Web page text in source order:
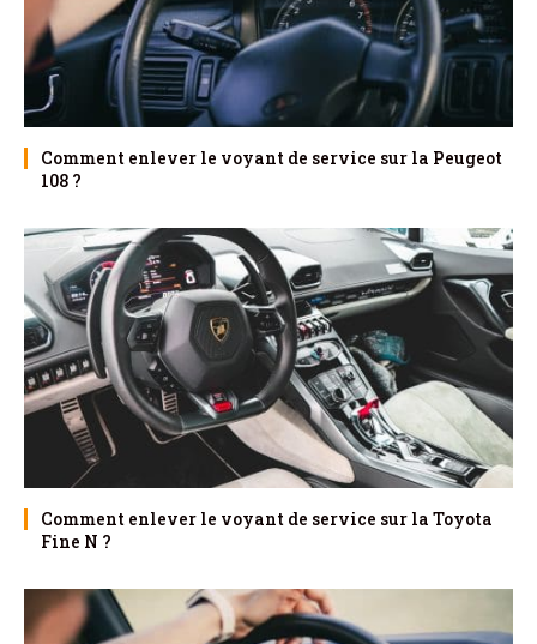
Comment enlever le voyant de service sur la Peugeot
108 ?
Comment enlever le voyant de service sur la Toyota
Fine N ?